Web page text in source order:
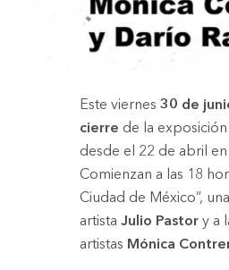
Este viernes 30 de
cierre de la exposición
desde el 22 de abril en
Comienzan a las 18
Ciudad de México”,
artista Julio Pastory a
artistas Mónica